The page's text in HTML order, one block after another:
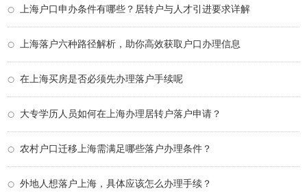
上海户口申办条件有哪些？居转户与人才引进要求详解
上海落户六种路径解析，助你高效获取户口办理信息
在上海买房是否必须先办理落户手续呢
大专学历人员如何在上海办理居转户落户申请？
农村户口迁移上海需满足哪些落户办理条件？
外地人想落户上海，具体应该怎么办理手续？